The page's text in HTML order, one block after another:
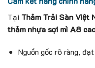
Tại Thảm Trải Sàn Việt
thảm nhựa sợi mì A8
Nguồn gốc rõ ràng,